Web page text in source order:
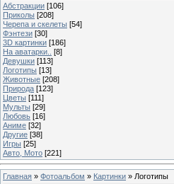
Абстракции [106]
Приколы [208]
Черепа и скелеты [54]
Фэнтези [30]
3D картинки [186]
На аватарки..
[8]
Девушки [113]
Логотипы [13]
Животные [208]
Природа [123]
Цветы [111]
Мульты [29]
Любовь [16]
Аниме [32]
Другие [38]
Игры [25]
Авто, Мото [221]
Главная » Фотоальбом » Картинки » Логотипы